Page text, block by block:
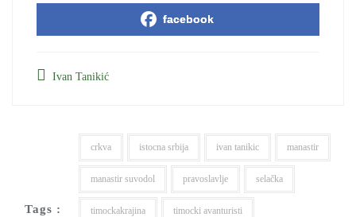
facebook
Ivan Tanikić
Tags :
crkva istocna srbija ivan tanikic manastir
manastir suvodol pravoslavlje selačka
timockakrajina timocki avanturisti